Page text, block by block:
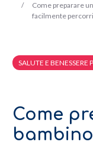
Come preparare
facilmente
SALUTE E BENESSERE
11 Febbraio 2020
Come